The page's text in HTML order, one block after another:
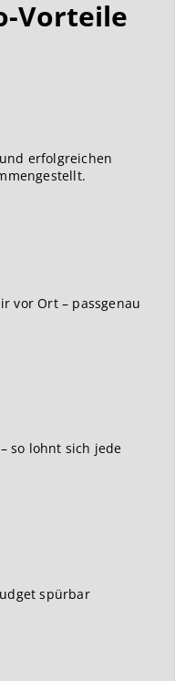
Vorteile
erfolgreichen
vor Ort – passgenau
so lohnt sich jede
spürbar